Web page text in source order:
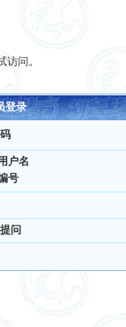
问。
登录
户名
号
问